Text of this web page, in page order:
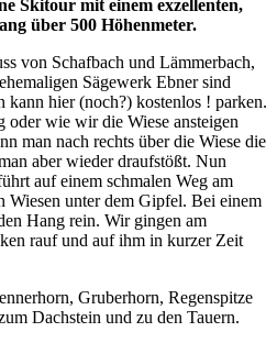
Skitour mit einem exzellenten,
über 500 Höhenmeter.
von Schafbach und Lämmerbach,
Sägewerk Ebner sind
kann hier (noch?) kostenlos ! parken.
oder wie wir die Wiese ansteigen
man nach rechts über die Wiese die
aber wieder draufstößt. Nun
auf einem schmalen Weg am
Wiesen unter dem Gipfel. Bei einem
Hang rein. Wir gingen am
rauf und auf ihm in kurzer Zeit
Gruberhorn, Regenspitze
Dachstein und zu den Tauern.